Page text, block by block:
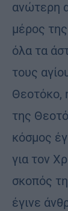
ανώτερη
μέρος
όλα τα
τους
Θεοτόκο,
της
κόσμος
για τον
σκο­πός
έγινε